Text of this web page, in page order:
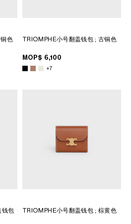
色 TRIOMPHE小号翻盖钱包; 古铜色
MOP$ 6,100
+7
钱包
TRIOMPHE小号翻盖钱包; 棕黄色